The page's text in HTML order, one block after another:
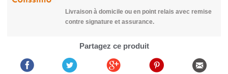
Livraison à domicile ou en point relais avec remise
contre signature et assurance.
Partagez ce produit